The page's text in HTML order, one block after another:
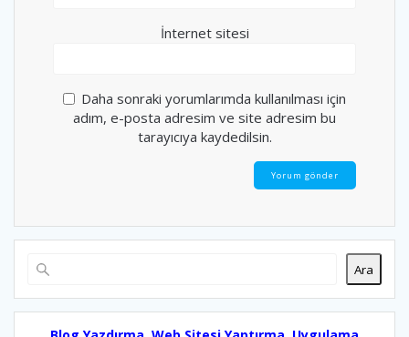
İnternet sitesi
Daha sonraki yorumlarımda kullanılması için
adım, e-posta adresim ve site adresim bu
tarayıcıya kaydedilsin.
Ara